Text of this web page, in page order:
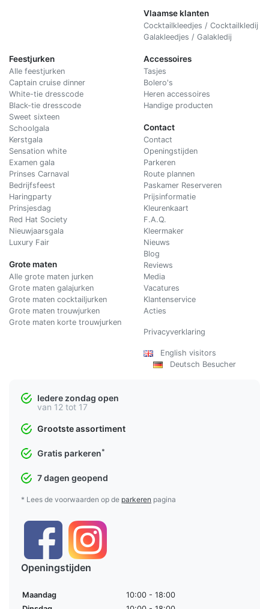
Vlaamse klanten
Cocktailkleedjes / Cocktailkledij
Galakleedjes / Galakledij
Feestjurken
Alle feestjurken
Captain cruise dinner
White-tie dresscode
Black-tie dresscode
Sweet sixteen
Schoolgala
Kerstgala
Sensation white
Examen gala
Prinses Carnaval
Bedrijfsfeest
Haringparty
Prinsjesdag
Red Hat Society
Nieuwjaarsgala
Luxury Fair
Grote maten
Alle grote maten jurken
Grote maten galajurken
Grote maten cocktailjurken
Grote maten trouwjurken
Grote maten korte trouwjurken
Accessoires
Tasjes
Bolero's
Heren accessoires
Handige producten
Contact
Contact
Openingstijden
Parkeren
Route plannen
Paskamer Reserveren
Prijsinformatie
Kleurenkaart
F.A.Q.
Kleermaker
Nieuws
Blog
Reviews
Media
Vacatures
Klantenservice
Acties
Privacyverklaring
English visitors
Deutsch Besucher
Iedere zondag open
van 12 tot 17
Grootste assortiment
Gratis parkeren*
7 dagen geopend
* Lees de voorwaarden op de parkeren pagina
Openingstijden
Maandag
10:00 - 18:00